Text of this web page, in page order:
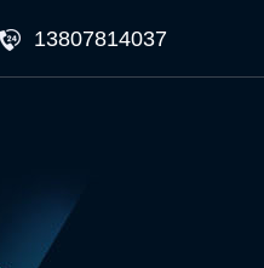
13807814037